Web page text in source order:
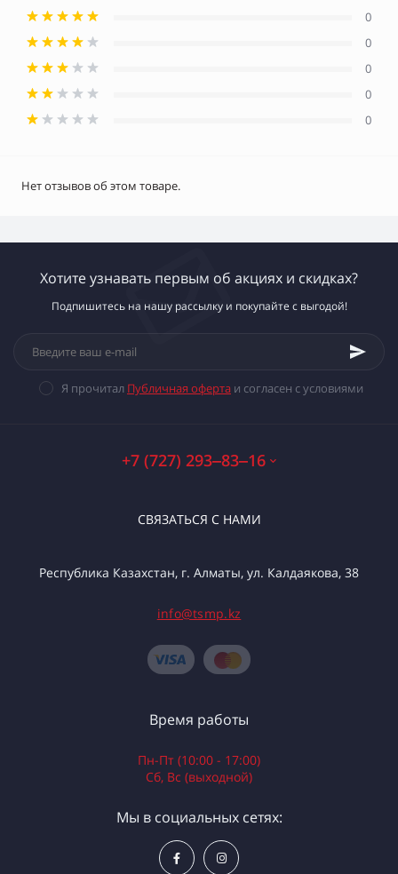
0
0
0
0
0
Нет отзывов об этом товаре.
Хотите узнавать первым об акциях и скидках?
Подпишитесь на нашу рассылку и покупайте с выгодой!
Я прочитал Публичная оферта и согласен с условиями
+7 (727) 293‒83‒16
СВЯЗАТЬСЯ С НАМИ
Республика Казахстан, г. Алматы, ул. Калдаякова, 38
info@tsmp.kz
Время работы
Пн-Пт (10:00 - 17:00)
Сб, Вс (выходной)
Мы в социальных сетях: